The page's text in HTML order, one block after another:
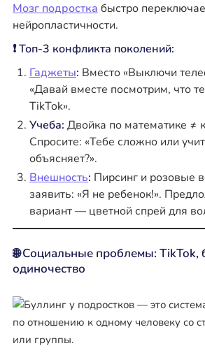
Мозг подростка быстро
нейропластичности.
❗ Топ-3 конфликта поколений:
Гаджеты: Вместо «Выключи
«Давай вместе посмотрим, что
TikTok».
Учеба: Двойка по математике ≠
Спросите: «Тебе сложно или
объясняет?».
Внешность: Пирсинг и розовые
заявить: «Я не ребенок!».
вариант — цветной спрей для
🌐 Социальные проблемы: TikTok,
одиночество